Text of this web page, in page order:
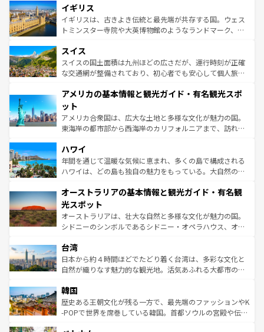
香り高いラベンダー畑など、多彩な楽しみ方が可能だ。さ
らに、パリ以外の地域にも魅力が溢れており、どの街角に
も豊かな歴史と文化が息づいている。パリ以外の個性あふ
を参照してほしい。
顔を持つこの国は、どこを歩いても飽きることがない。ベ
ルリンの文化的活気、バイエルン州のアルプスの絶景、そ
してライン川沿いのワイン畑といった風景は必見。ビール
は、お酒好きな人にはぜひ体験してほしい。 なお、新着の
ドイツ情報はコンテンツ一覧を参照してほしい。
イギリス
イギリスは、古きよき伝統と最先端が共存する国。ウェス
トミンスター寺院や大英博物館のようなランドマーク、歴
リアごとに異なる魅力がある。また、優雅なアフタヌーン
ティー、ビール好きにはたまらない英国パブ、サッカー観
戦など、本場だからこそできる体験も豊富。イギリスを旅
ンツ一覧を参照してほしい。
スイス
スイスの国土面積は九州ほどの広さだが、運行時刻が正確
な交通網が整備されており、初心者でも安心して個人旅行
の建物がそのまま残る町や、スイスならではのユニークな
博物館もあり、アルプス観光だけでなく町歩きも満喫する
ことができる。国民の所得が高いため物価も高いが、旅行
者向けの交通パス提供のサービスもあり、うまく活用すれ
着のスイス情報は
アメリカの基本情報と観光ガイド・有名観光スポ
ット
アメリカ合衆国は、広大な土地と多様な文化が魅力の国。
東海岸の都市部から西海岸のカリフォルニアまで、訪れる
のような巨大都市は、観光、ショッピング、エンターテイ
ンメントが詰まった刺激的なスポットだ。一方、アメリカ
西部には大自然が広がり、グランドキャニオンやイエロー
部のニューオーリンズでは、音楽と美食が融合した独特の
文化が魅力。旅行者はアメリカの各地域で異なる魅力を楽
しみながら、その多様性と豊かな歴史を感じることができ
るだろう。車でのロードトリップや列車の旅も、アメリカ
情報は
ハワイ
年間を通じて温暖な気候に恵まれ、多くの島で構成される
ハワイは、どの島も独自の魅力をもっている。大自然の神
ワイ島は見逃せない。また、定番の観光地といえばオアフ
島だが、静かな自然を求めるならマウイ島やカウアイ島が
おすすめ。エメラルドグリーンに輝く海をはじめ、豊かな
文化や歴史が息づいている。「アロハスピリット」と呼ば
人々、おいしいローカルフードやハワイアンミュージッ
ク、伝統的なフラダンスなど、すべてがハワイの魅力を彩
っている。訪れるたびに新しい発見と感動が待っているハ
はコンテンツ一覧
オーストラリアの基本情報と観光ガイド・有名観
光スポット
オーストラリアは、壮大な自然と多様な文化が魅力の国。
シドニーのシンボルであるシドニー・オペラハウス、オー
リアリーフや大陸中央部にそびえるウルル（エアーズロッ
ク）、タスマニアの美しい原生林やケアンズの熱帯雨林な
ど、見どころがたくさん。また、カフェやワイン、オージ
いる。アクティビティも充実しており、サーフィンやダイ
ビング、ハイキングなど、アウトドア好きにはたまらな
い。オーストラリアの多彩な魅力を存分に味わいつくそ
台湾
日本から約４時間ほどでたどり着く台湾は、多彩な文化と
自然が織りなす魅力的な観光地。活気あふれる大都市の台
ン）、静ひつな山岳地帯である台湾東部など、都市の喧騒
と山間の静けさが共存しており、訪れる人に新しい発見と
驚きをもたらしてくれる。また、奥深い台湾の食文化も魅
韓国
歴史ある王朝文化が残る一方で、最先端のファッションやK
-POPで世界を席巻している韓国。首都ソウルの宮殿や伝統